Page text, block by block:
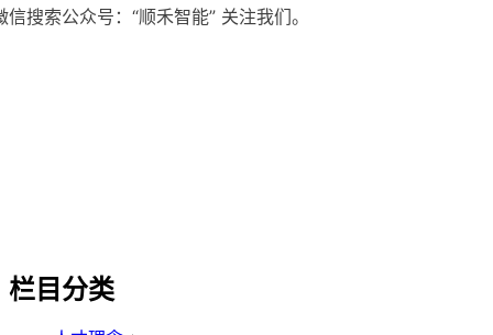
信搜索公众号：“顺禾智能” 关注我们。
栏目分类